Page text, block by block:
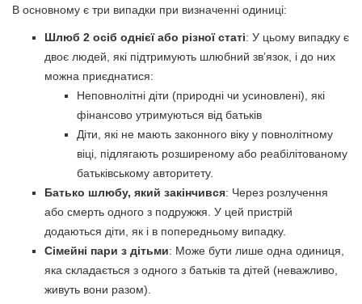
В основному є три випадки при визначенні одиниці:
Шлюб 2 осіб однієї або різної статі: У цьому випадку є
двоє людей, які підтримують шлюбний зв’язок, і до них
можна приєднатися:
Неповнолітні діти (природні чи усиновлені), які
фінансово утримуються від батьків
Діти, які не мають законного віку у повнолітному
віці, підлягають розширеному або реабілітованому
батьківському авторитету.
Батько шлюбу, який закінчився: Через розлучення
або смерть одного з подружжя. У цей пристрій
додаються діти, як і в попередньому випадку.
Сімейні пари з дітьми: Може бути лише одна одиниця,
яка складається з одного з батьків та дітей (неважливо,
живуть вони разом).